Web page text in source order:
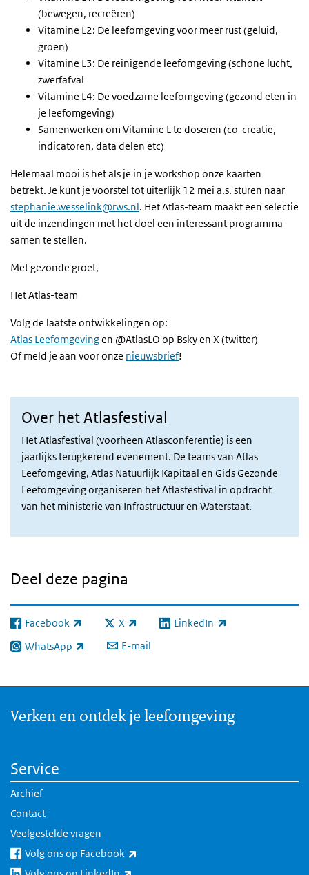
(bewegen, recreëren)
Vitamine L2: De leefomgeving voor meer rust (geluid,
groen)
Vitamine L3: De reinigende leefomgeving (schone lucht,
zwerfafval
Vitamine L4: De voedzame leefomgeving (gezond eten in
je leefomgeving)
Samenwerken om Vitamine L te doseren (co-creatie,
indicatoren, data delen etc)
Helemaal mooi is het als je in je workshop onze kaarten
betrekt. Je kunt je voorstel tot uiterlijk 12 mei a.s. sturen naar
stephanie.wesselink@rws.nl. Het Atlas-team maakt een selectie
uit de inzendingen met het doel een interessant programma
samen te stellen.
Met gezonde groet,
Het Atlas-team
Volg de laatste ontwikkelingen op:
Atlas Leefomgevingen @AtlasLO op Bsky en X (twitter)
Of meld je aan voor onze nieuwsbrief!
Over het Atlasfestival
Het Atlasfestival (voorheen Atlasconferentie) is een
jaarlijks terugkerend evenement. De teams van Atlas
Leefomgeving, Atlas Natuurlijk Kapitaal en Gids Gezonde
Leefomgeving organiseren het Atlasfestival in opdracht
van het ministerie van Infrastructuur en Waterstaat.
Deel deze pagina
Facebook
(externe link) X
(externe link) LinkedIn
(externe link)
WhatsApp
(externe link) E-mail
Verken en ontdek je leefomgeving
Service
Archief
Contact
Veelgestelde vragen
Volg ons op Facebook